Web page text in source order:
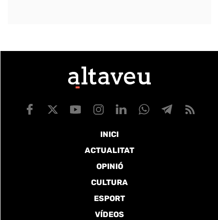
INICI
ACTUALITAT
OPINIÓ
CULTURA
ESPORT
VÍDEOS